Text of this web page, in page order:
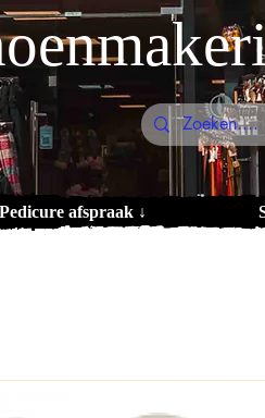
Pedicure afspraak ↓